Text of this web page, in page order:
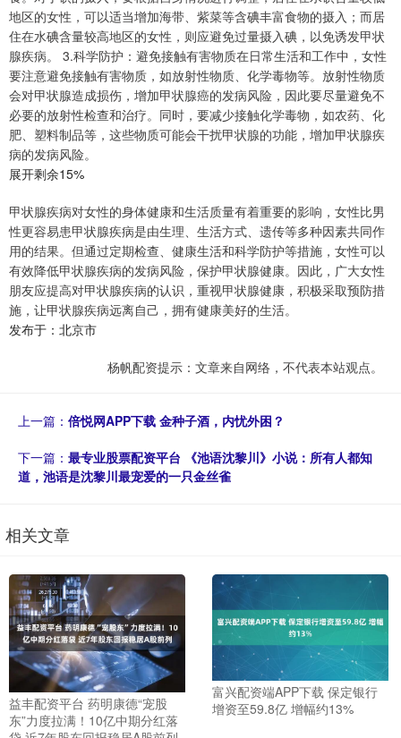
地区的女性，可以适当增加海带、紫菜等含碘丰富食物的摄入；而居
住在水碘含量较高地区的女性，则应避免过量摄入碘，以免诱发甲状
腺疾病。 3.科学防护：避免接触有害物质在日常生活和工作中，女性
要注意避免接触有害物质，如放射性物质、化学毒物等。放射性物质
会对甲状腺造成损伤，增加甲状腺癌的发病风险，因此要尽量避免不
必要的放射性检查和治疗。同时，要减少接触化学毒物，如农药、化
肥、塑料制品等，这些物质可能会干扰甲状腺的功能，增加甲状腺疾
病的发病风险。
展开剩余15%
甲状腺疾病对女性的身体健康和生活质量有着重要的影响，女性比男
性更容易患甲状腺疾病是由生理、生活方式、遗传等多种因素共同作
用的结果。但通过定期检查、健康生活和科学防护等措施，女性可以
有效降低甲状腺疾病的发病风险，保护甲状腺健康。因此，广大女性
朋友应提高对甲状腺疾病的认识，重视甲状腺健康，积极采取预防措
施，让甲状腺疾病远离自己，拥有健康美好的生活。
发布于：北京市
杨帆配资提示：文章来自网络，不代表本站观点。
上一篇： 倍悦网APP下载 金种子酒，内忧外困？
下一篇： 最专业股票配资平台 《池语沈黎川》小说：所有人都知
道，池语是沈黎川最宠爱的一只金丝雀
相关文章
益丰配资平台 药明康德“宠股
东”力度拉满！10亿中期分红落
富兴配资端APP下载 保定银行
增资至59.8亿 增幅约13%